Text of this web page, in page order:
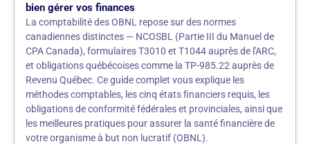
bien gérer vos finances
La comptabilité des OBNL repose sur des normes
canadiennes distinctes — NCOSBL (Partie III du Manuel de
CPA Canada), formulaires T3010 et T1044 auprès de l'ARC,
et obligations québécoises comme la TP-985.22 auprès de
Revenu Québec. Ce guide complet vous explique les
méthodes comptables, les cinq états financiers requis, les
obligations de conformité fédérales et provinciales, ainsi que
les meilleures pratiques pour assurer la santé financière de
votre organisme à but non lucratif (OBNL).